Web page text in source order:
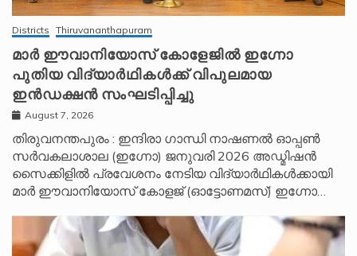
Districts Thiruvananthapuram
മാർ ഈവാനിയോസ് കോളേജിൽ ഇഗ്നോ
പുതിയ വിദ്യാർഥികൾക്ക് വിപുലമായ
ഇൻഡക്ഷൻ സംഘടിപ്പിച്ചു
August 7, 2026
തിരുവനന്തപുരം : ഇന്ദിരാ ഗാന്ധി നാഷണൽ ഓപ്പൺ
സർവകലാശാല (ഇഗ്നോ) ജനുവരി 2026 അഡ്മിഷൻ
സൈക്കിളിൽ പ്രവേശനം നേടിയ വിദ്യാർഥികൾക്കായി
മാർ ഈവാനിയോസ് കോളജ് (ഓട്ടോണമസ്) ഇഗ്നോ…